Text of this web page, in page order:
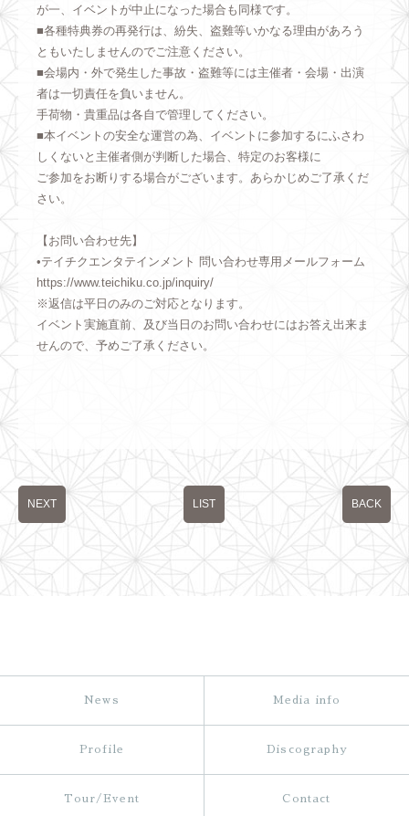
が一、イベントが中止になった場合も同様です。
■各種特典券の再発行は、紛失、盗難等いかなる理由があろう
ともいたしませんのでご注意ください。
■会場内・外で発生した事故・盗難等には主催者・会場・出演
者は一切責任を負いません。
手荷物・貴重品は各自で管理してください。
■本イベントの安全な運営の為、イベントに参加するにふさわ
しくないと主催者側が判断した場合、特定のお客様に
ご参加をお断りする場合がございます。あらかじめご了承くだ
さい。
【お問い合わせ先】
•テイチクエンタテインメント 問い合わせ専用メールフォーム
https://www.teichiku.co.jp/inquiry/
※返信は平日のみのご対応となります。
イベント実施直前、及び当日のお問い合わせにはお答え出来ま
せんので、予めご了承ください。
NEXT LIST BACK
News Media info
Profile Discography
Tour/Event Contact